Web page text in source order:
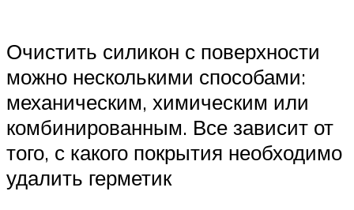
Очистить силикон с поверхности
можно несколькими способами:
механическим, химическим или
комбинированным. Все зависит от
того, с какого покрытия необходимо
удалить герметик